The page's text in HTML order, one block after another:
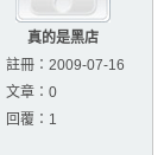
真的是黑店
註冊： 2009-07-16
文章： 0
回覆： 1